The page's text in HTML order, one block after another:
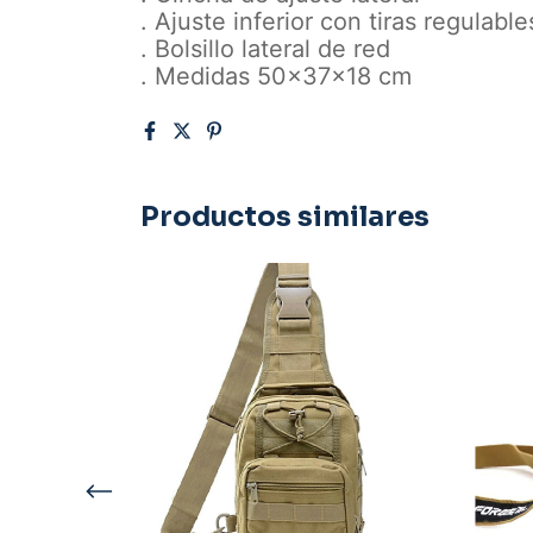
. Ajuste inferior con tiras
. Bolsillo lateral de red
. Medidas 50x37x18 cm
Productos similares